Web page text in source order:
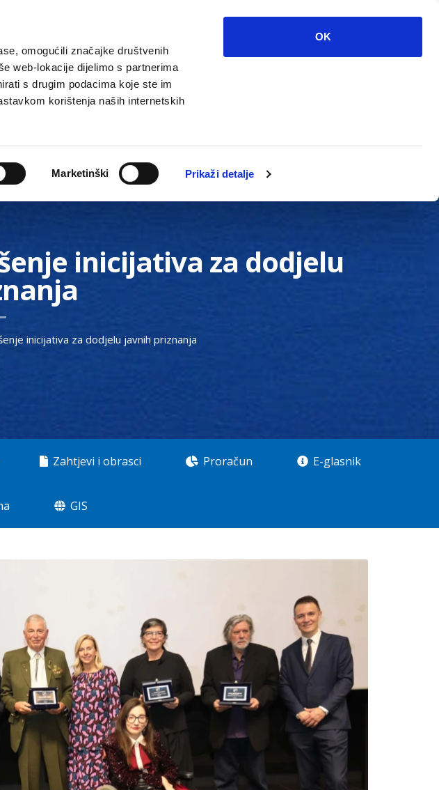
omogućili značajke društvenih
web-lokacije dijelimo s partnerima
s drugim podacima koje ste im
korištenja naših internetskih
Marketinški Prikaži detalje
OK
inicijativa za dodjelu
inicijativa za dodjelu javnih priznanja
Zahtjevi i obrasci Proračun E-glasnik
GIS